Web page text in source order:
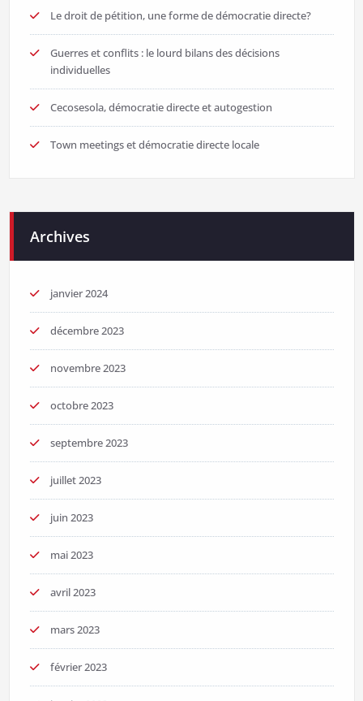
Le droit de pétition, une forme de démocratie directe?
Guerres et conflits : le lourd bilans des décisions
individuelles
Cecosesola, démocratie directe et autogestion
Town meetings et démocratie directe locale
Archives
janvier 2024
décembre 2023
novembre 2023
octobre 2023
septembre 2023
juillet 2023
juin 2023
mai 2023
avril 2023
mars 2023
février 2023